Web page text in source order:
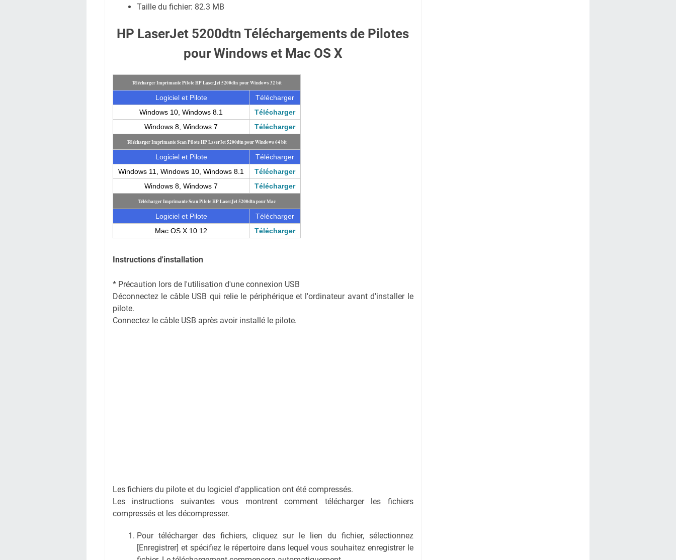
Taille du fichier: 82.3 MB
HP LaserJet 5200dtn Téléchargements de Pilotes
pour Windows et Mac OS X
Télécharger Imprimante Pilote HP LaserJet 5200dtn pour Windows 32 bit
Logiciel et Pilote
Télécharger
Windows 10, Windows 8.1
Télécharger
Windows 8, Windows 7
Télécharger
Télécharger Imprimante Scan Pilote HP LaserJet 5200dtn pour Windows 64 bit
Logiciel et Pilote
Télécharger
Windows 11, Windows 10, Windows 8.1
Télécharger
Windows 8, Windows 7
Télécharger
Télécharger Imprimante Scan Pilote HP LaserJet 5200dtn pour Mac
Logiciel et Pilote
Télécharger
Mac OS X 10.12
Télécharger
Instructions d'installation
* Précaution lors de l'utilisation d'une connexion USB
Déconnectez le câble USB qui relie le périphérique et l'ordinateur avant d'installer le
pilote.
Connectez le câble USB après avoir installé le pilote.
Les fichiers du pilote et du logiciel d'application ont été compressés.
Les instructions suivantes vous montrent comment télécharger les fichiers
compressés et les décompresser.
Pour télécharger des fichiers, cliquez sur le lien du fichier, sélectionnez
[Enregistrer] et spécifiez le répertoire dans lequel vous souhaitez enregistrer le